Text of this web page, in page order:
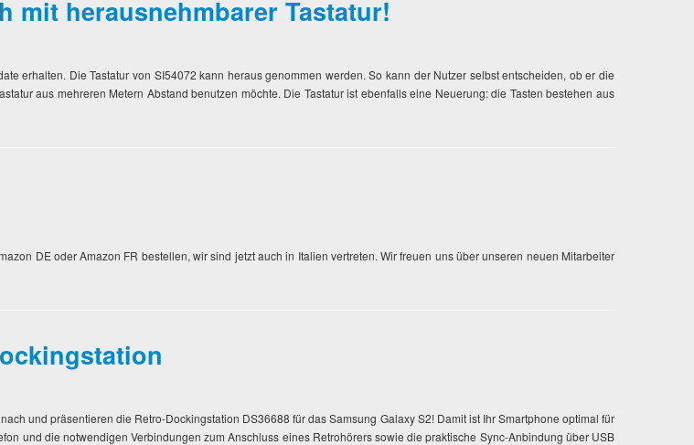
mit herausnehmbarer Tastatur!
erhalten. Die Tastatur von SI54072 kann heraus genommen werden. So kann der Nutzer selbst entscheiden, ob er die
aus mehreren Metern Abstand benutzen möchte. Die Tastatur ist ebenfalls eine Neuerung: die Tasten bestehen aus
DE oder Amazon FR bestellen, wir sind jetzt auch in Italien vertreten. Wir freuen uns über unseren neuen Mitarbeiter
und präsentieren die Retro-Dockingstation DS36688 für das Samsung Galaxy S2! Damit ist Ihr Smartphone optimal für
und die notwendigen Verbindungen zum Anschluss eines Retrohörers sowie die praktische Sync-Anbindung über USB